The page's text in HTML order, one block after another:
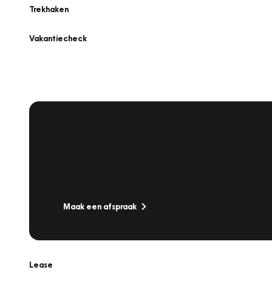
Trekhaken
Vakantiecheck
Maak een afspraak
Lease